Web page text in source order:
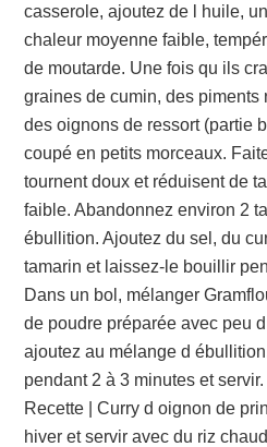
casserole, ajoutez de l huile,
chaleur moyenne faible,
de moutarde. Une fois qu ils
graines de cumin, des piments
des oignons de ressort (partie
coupé en petits morceaux.
tournent doux et réduisent de
faible. Abandonnez environ 2
ébullition. Ajoutez du sel, du
tamarin et laissez-le bouillir
Dans un bol, mélanger
de poudre préparée avec peu
ajoutez au mélange d
pendant 2 à 3 minutes et
Recette | Curry d oignon de
hiver et servir avec du riz